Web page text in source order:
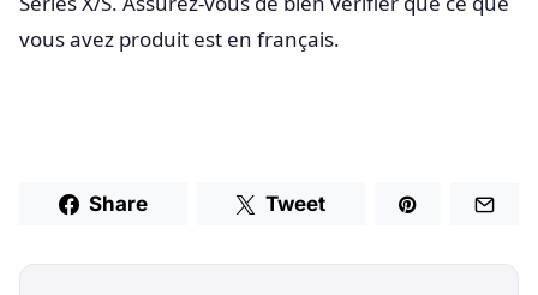
vous avez produit est en français.
Share Tweet